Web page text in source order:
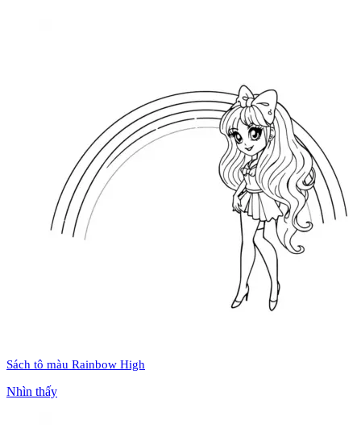
Sách tô màu Rainbow High
Nhìn thấy